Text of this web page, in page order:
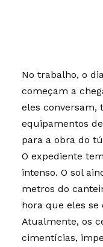
No trabalho, o
começam a
eles conversam,
equipamentos
para a obra do
O expediente
intenso. O sol
metros do
hora que eles se
Atualmente, os
cimentícias,